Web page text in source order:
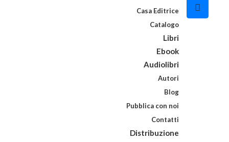
Casa Editrice
Catalogo
Libri
Ebook
Audiolibri
Autori
Blog
Pubblica con noi
Contatti
Distribuzione